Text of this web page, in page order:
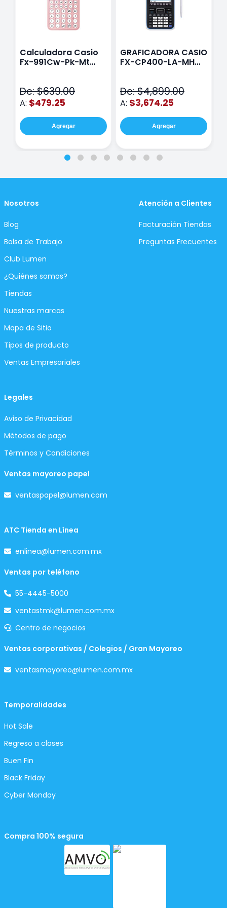
Calculadora Casio
Fx-991Cw-Pk-Mt
De: $639.00
A: $479.25
Agregar
GRAFICADORA CASIO
FX-CP400-LA-MH
De: $4,899.00
A: $3,674.25
Agregar
Nosotros
Blog
Bolsa de Trabajo
Club Lumen
¿Quiénes somos?
Tiendas
Nuestras marcas
Mapa de Sitio
Tipos de producto
Ventas Empresariales
Atención a Clientes
Facturación Tiendas
Preguntas Frecuentes
Legales
Aviso de Privacidad
Métodos de pago
Términos y Condiciones
Ventas mayoreo papel
ventaspapel@lumen.com
ATC Tienda en Línea
enlinea@lumen.com.mx
Ventas por teléfono
55-4445-5000
ventastmk@lumen.com.mx
Centro de negocios
Ventas corporativas / Colegios / Gran Mayoreo
ventasmayoreo@lumen.com.mx
Temporalidades
Hot Sale
Regreso a clases
Buen Fin
Black Friday
Cyber Monday
Compra 100% segura